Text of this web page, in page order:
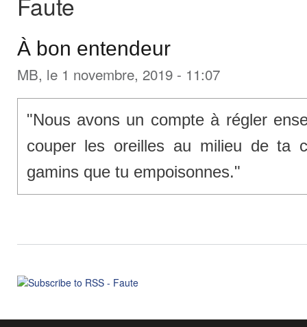
À bon entendeur
MB, le 1 novembre, 2019 - 11:07
"Nous avons un compte à régler
couper les oreilles au milieu de ta
gamins que tu empoisonnes."